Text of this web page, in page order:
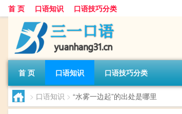
首 页 口语知识 口语技巧分类
首 页 口语知识 口语技巧分类
> 口语知识 > “水雾一边起”的出处是哪里